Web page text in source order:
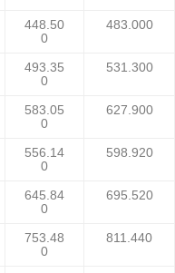
448.50
0
483.000
493.35
0
531.300
583.05
0
627.900
556.14
0
598.920
645.84
0
695.520
753.48
0
811.440